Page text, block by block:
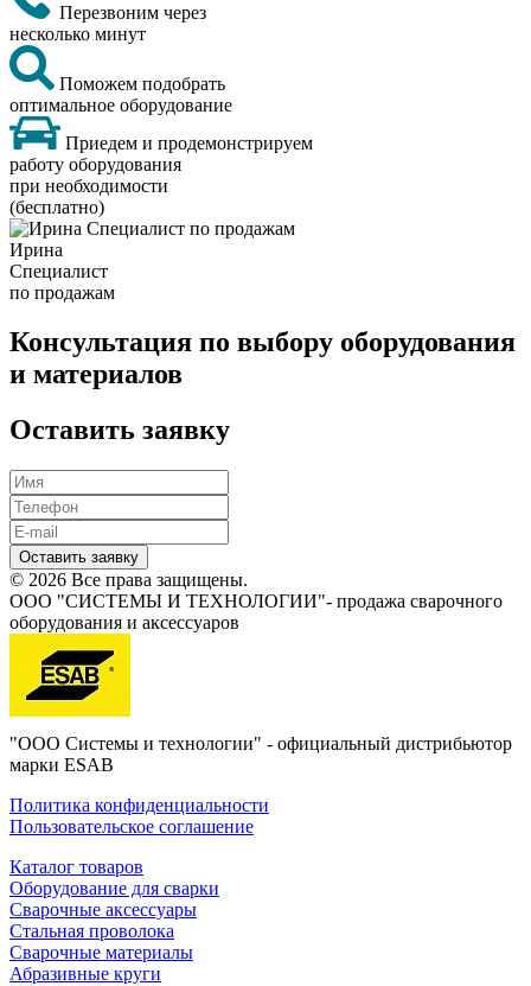
Перезвоним через
несколько минут
Поможем подобрать
оптимальное оборудование
Приедем и продемонстрируем
работу оборудования
при необходимости
(бесплатно)
Ирина
Специалист
по продажам
Консультация по выбору оборудования
и материалов
Оставить заявку
Оставить заявку
© 2026 Все права защищены.
ООО "СИСТЕМЫ И ТЕХНОЛОГИИ"- продажа сварочного
оборудования и аксессуаров
"ООО Системы и технологии" - официальный дистрибьютор
марки ESAB
Политика конфиденциальности
Пользовательское соглашение
Каталог товаров
Оборудование для сварки
Сварочные аксессуары
Стальная проволока
Сварочные материалы
Абразивные круги